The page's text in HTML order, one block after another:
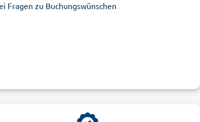
Fragen zu Buchungswünschen